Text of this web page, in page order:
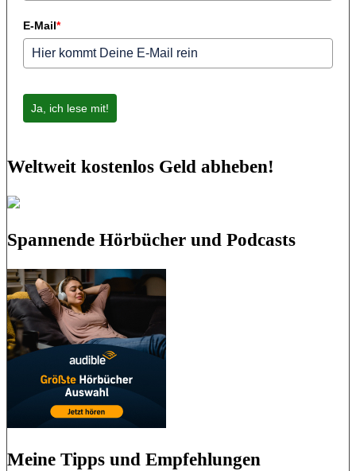
E-Mail*
Ja, ich lese mit!
Weltweit kostenlos Geld abheben!
Spannende Hörbücher und Podcasts
Meine Tipps und Empfehlungen